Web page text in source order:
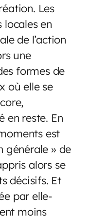
Les
en
de l’action
une
formes de
où elle se
en reste. En
est
générale » de
alors se
décisifs. Et
par elle-
moins